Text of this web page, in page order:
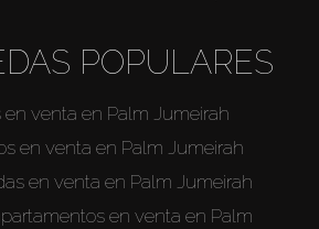
POPULARES
en venta en Palm Jumeirah
en venta en Palm Jumeirah
en venta en Palm Jumeirah
en venta en Palm